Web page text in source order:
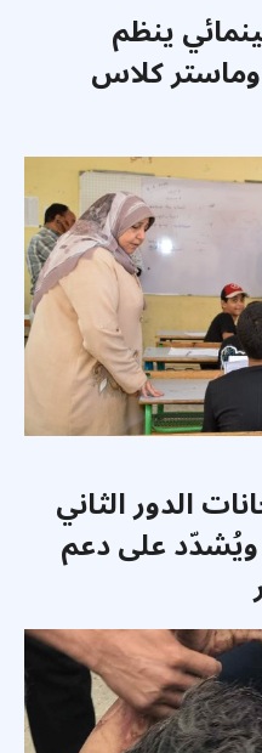
ينظم
كلاس
الدور الثاني
ويُشدّد على دعم